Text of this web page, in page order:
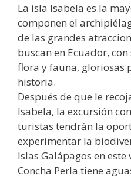
La isla Isabela es la
componen el
de las grandes
buscan en Ecuador,
flora y fauna, gloriosas
historia.
Después de que le
Isabela, la excursión
turistas tendrán la
experimentar la
Islas Galápagos en este
Concha Perla tiene